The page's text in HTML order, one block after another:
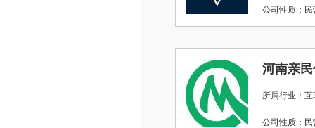
公司性质
河南亲
所属行业：
公司性质